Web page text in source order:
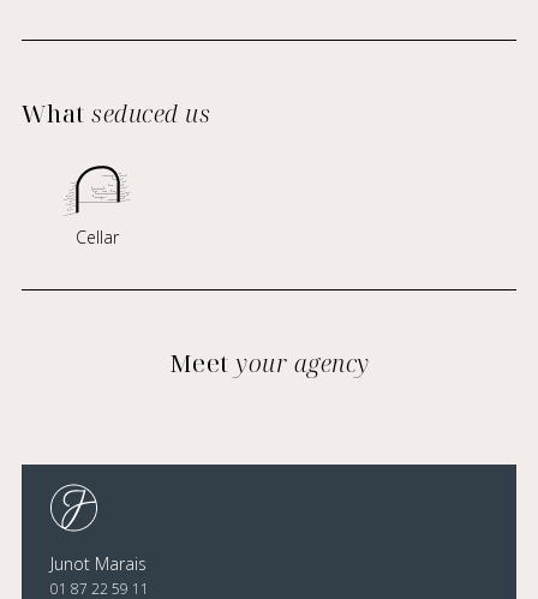
Whatseduced us
Cellar
Meet your agency
Junot Marais
01 87 22 59 11